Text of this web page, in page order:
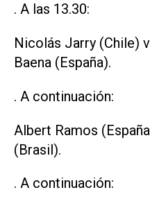
. A las 13.30:
Nicolás Jarry (Chile)
Baena (España).
. A continuación:
Albert Ramos
(Brasil).
. A continuación: